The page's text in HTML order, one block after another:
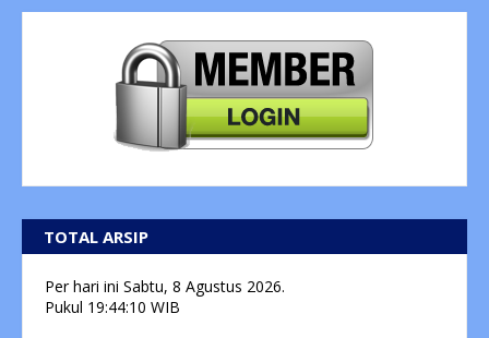
TOTAL ARSIP
Per hari ini Sabtu, 8 Agustus 2026.
Pukul 19:44:11 WIB